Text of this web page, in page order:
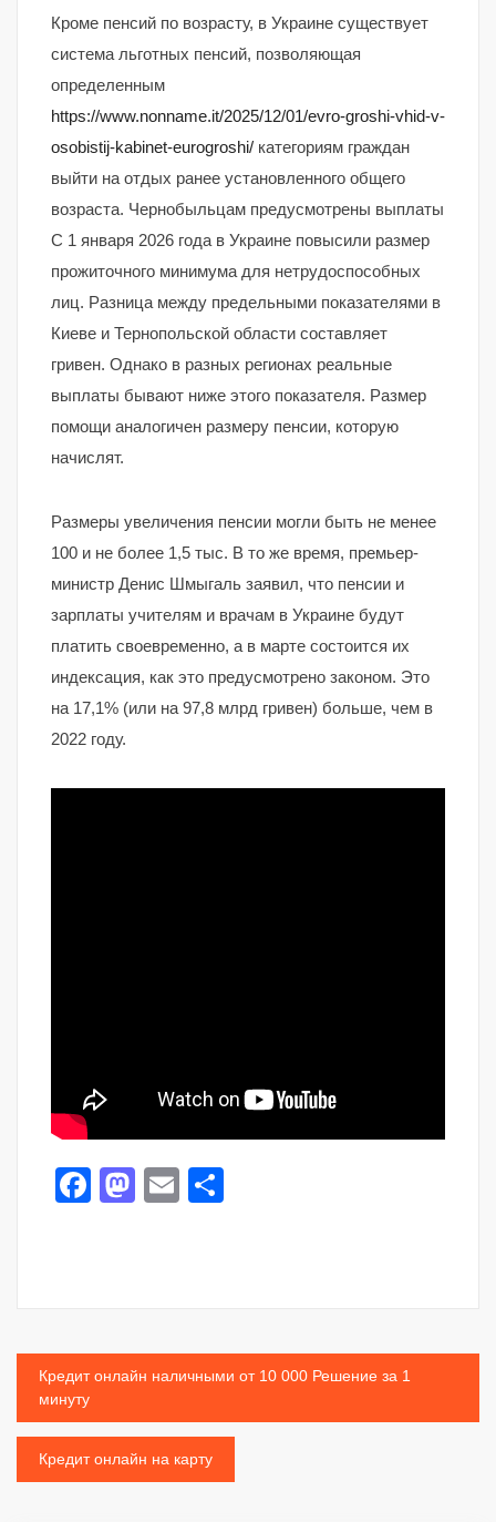
Кроме пенсий по возрасту, в Украине существует
система льготных пенсий, позволяющая
определенным
https://www.nonname.it/2025/12/01/evro-groshi-vhid-v-
osobistij-kabinet-eurogroshi/ категориям граждан
выйти на отдых ранее установленного общего
возраста. Чернобыльцам предусмотрены выплаты
С 1 января 2026 года в Украине повысили размер
прожиточного минимума для нетрудоспособных
лиц. Разница между предельными показателями в
Киеве и Тернопольской области составляет
гривен. Однако в разных регионах реальные
выплаты бывают ниже этого показателя. Размер
помощи аналогичен размеру пенсии, которую
начислят.
Размеры увеличения пенсии могли быть не менее
100 и не более 1,5 тыс. В то же время, премьер-
министр Денис Шмыгаль заявил, что пенсии и
зарплаты учителям и врачам в Украине будут
платить своевременно, а в марте состоится их
индексация, как это предусмотрено законом. Это
на 17,1% (или на 97,8 млрд гривен) больше, чем в
2022 году.
Facebook
Mastodon
Email
Post
navigation
Кредит онлайн наличными от 10 000 Решение за 1
минуту
Кредит онлайн на карту